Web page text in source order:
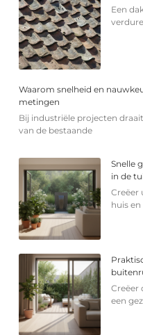
Een
Waarom snelheid en
metingen
Bij industriële projecten
van de bestaande
Snelle
in de
Creëer
huis en
Creëer
een